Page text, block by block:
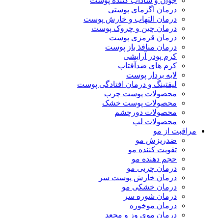
درمان اگزمای پوستی
درمان التهاب و خارش پوست
درمان چین و چروک پوست
درمان قرمزی پوست
درمان منافذ باز پوست
کرم پودر آرایشی
کرم های ضدآفتاب
لایه بردار پوست
لیفتینگ و درمان افتادگی پوست
محصولات پوست چرب
محصولات پوست خشک
محصولات دورچشم
محصولات لب
مراقبت از مو
ضدریزش مو
تقویت کننده مو
حجم دهنده مو
درمان چربی مو
درمان خارش پوست سر
درمان خشکی مو
درمان شوره سر
درمان موخوره
درمان موی وز و مجعد